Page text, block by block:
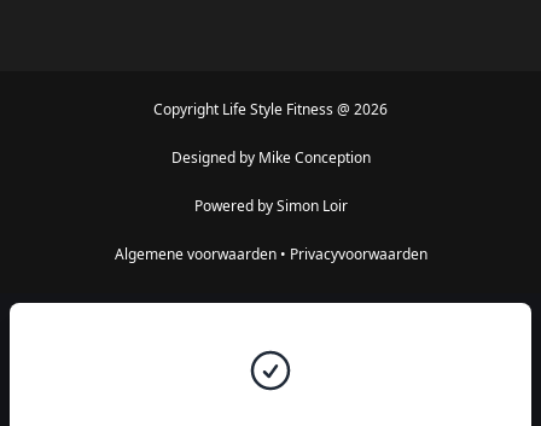
Copyright Life Style Fitness @ 2026
Designed by Mike Conception
Powered by Simon Loir
Algemene voorwaarden • Privacyvoorwaarden